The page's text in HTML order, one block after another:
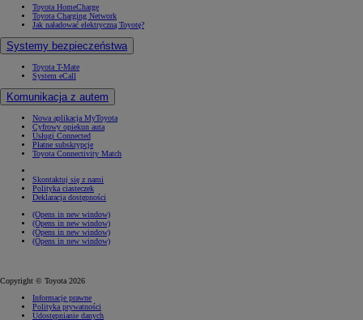
Toyota HomeCharge
Toyota Charging Network
Jak naładować elektryczną Toyotę?
Systemy bezpieczeństwa
Toyota T-Mate
System eCall
Komunikacja z autem
Nowa aplikacja MyToyota
Cyfrowy opiekun auta
Usługi Connected
Płatne subskrypcje
Toyota Connectivity Match
Skontaktuj się z nami
Polityka ciasteczek
Deklaracja dostępności
(Opens in new window)
(Opens in new window)
(Opens in new window)
(Opens in new window)
Copyright © Toyota 2026
Informacje prawne
Polityka prywatności
Udostępnianie danych